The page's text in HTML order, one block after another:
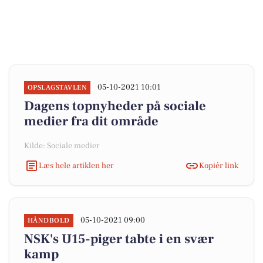
OPSLAGSTAVLEN 05-10-2021 10:01
Dagens topnyheder på sociale
medier fra dit område
Kilde: Sociale medier
Læs hele artiklen her
Kopiér link
HÅNDBOLD 05-10-2021 09:00
NSK's U15-piger tabte i en svær
kamp